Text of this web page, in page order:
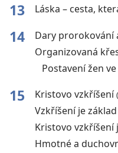
13 Láska – cesta,
14 Dary prorokování
Organizovaná
Postavení žen
15 Kristovo vzkříšení(
Vzkříšení je
Kristovo vzkříšení
Hmotné a